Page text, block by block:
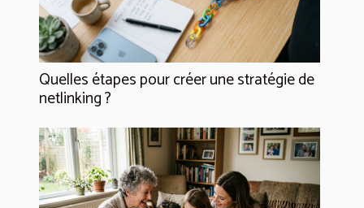
Quelles étapes pour créer une stratégie de
netlinking ?